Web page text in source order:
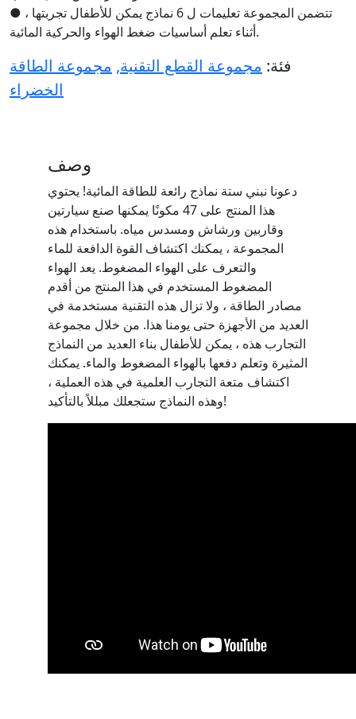
● تتضمن المجموعة تعليمات ل 6 نماذج يمكن للأطفال تجربتها ،
أثناء تعلم أساسيات ضغط الهواء والحركية المائية.
فئة: مجموعة القطع التقنية, مجموعة الطاقة
الخضراء
وصف
دعونا نبني ستة نماذج رائعة للطاقة المائية! يحتوي
هذا المنتج على 47 مكونًا يمكنها صنع سيارتين
وقاربين ورشاش ومسدس مياه. باستخدام هذه
المجموعة ، يمكنك اكتشاف القوة الدافعة للماء
والتعرف على الهواء المضغوط. يعد الهواء
المضغوط المستخدم في هذا المنتج من أقدم
مصادر الطاقة ، ولا تزال هذه التقنية مستخدمة في
العديد من الأجهزة حتى يومنا هذا. من خلال مجموعة
التجارب هذه ، يمكن للأطفال بناء العديد من النماذج
المثيرة وتعلم دفعها بالهواء المضغوط والماء. يمكنك
اكتشاف متعة التجارب العلمية في هذه العملية ،
وهذه النماذج ستجعلك مبللاً بالتأكيد!